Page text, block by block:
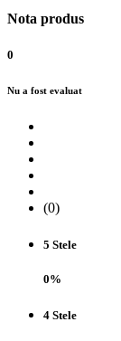
Nota produs
0
Nu a fost evaluat
(0)
5 Stele
0%
4 Stele